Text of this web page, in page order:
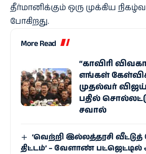
தீர்மானிக்கும் ஒரு முக்கிய
போகிறது.
More Read
“காவிரி
எங்கள்
முதல்வர் விஜய்
பதில்
சவால்
‘வெற்றி இல்லத்தரசி
திட்டம்’ – வேளாண் பட்ஜெட்டில்